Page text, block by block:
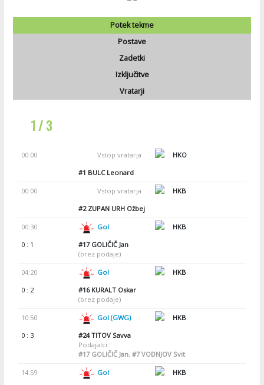
Potek tekme
Postave
Zadetki
Izključitve
Vratarji
1 / 3
00:00 Vstop vratarja
HKO
#1 BULC Leonard
00:00 Vstop vratarja
HKB
#2ZUPAN URH Ožbej
00:30 Gol
HKB
0 : 1
#17GOLIČIČ Jan
(brez podaje)
04:20 Gol
HKB
0 : 2
#16KURALT Oskar
(brez podaje)
10:50 Gol (GWG)
HKB
0 : 3
#24TITOV Savva
Podajalci:
#17GOLIČIČ Jan, #7VODNJOV Svit
14:59 Gol
HKB